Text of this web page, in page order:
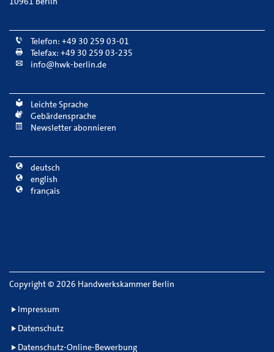
Telefon: +49 30 259 03-01
Telefax: +49 30 259 03-235
info@hwk-berlin.de
Leichte Sprache
Gebärdensprache
Newsletter abonnieren
deutsch
english
français
Copyright© 2026 Handwerkskammer Berlin
Impressum
Datenschutz
Datenschutz-Online-Bewerbung